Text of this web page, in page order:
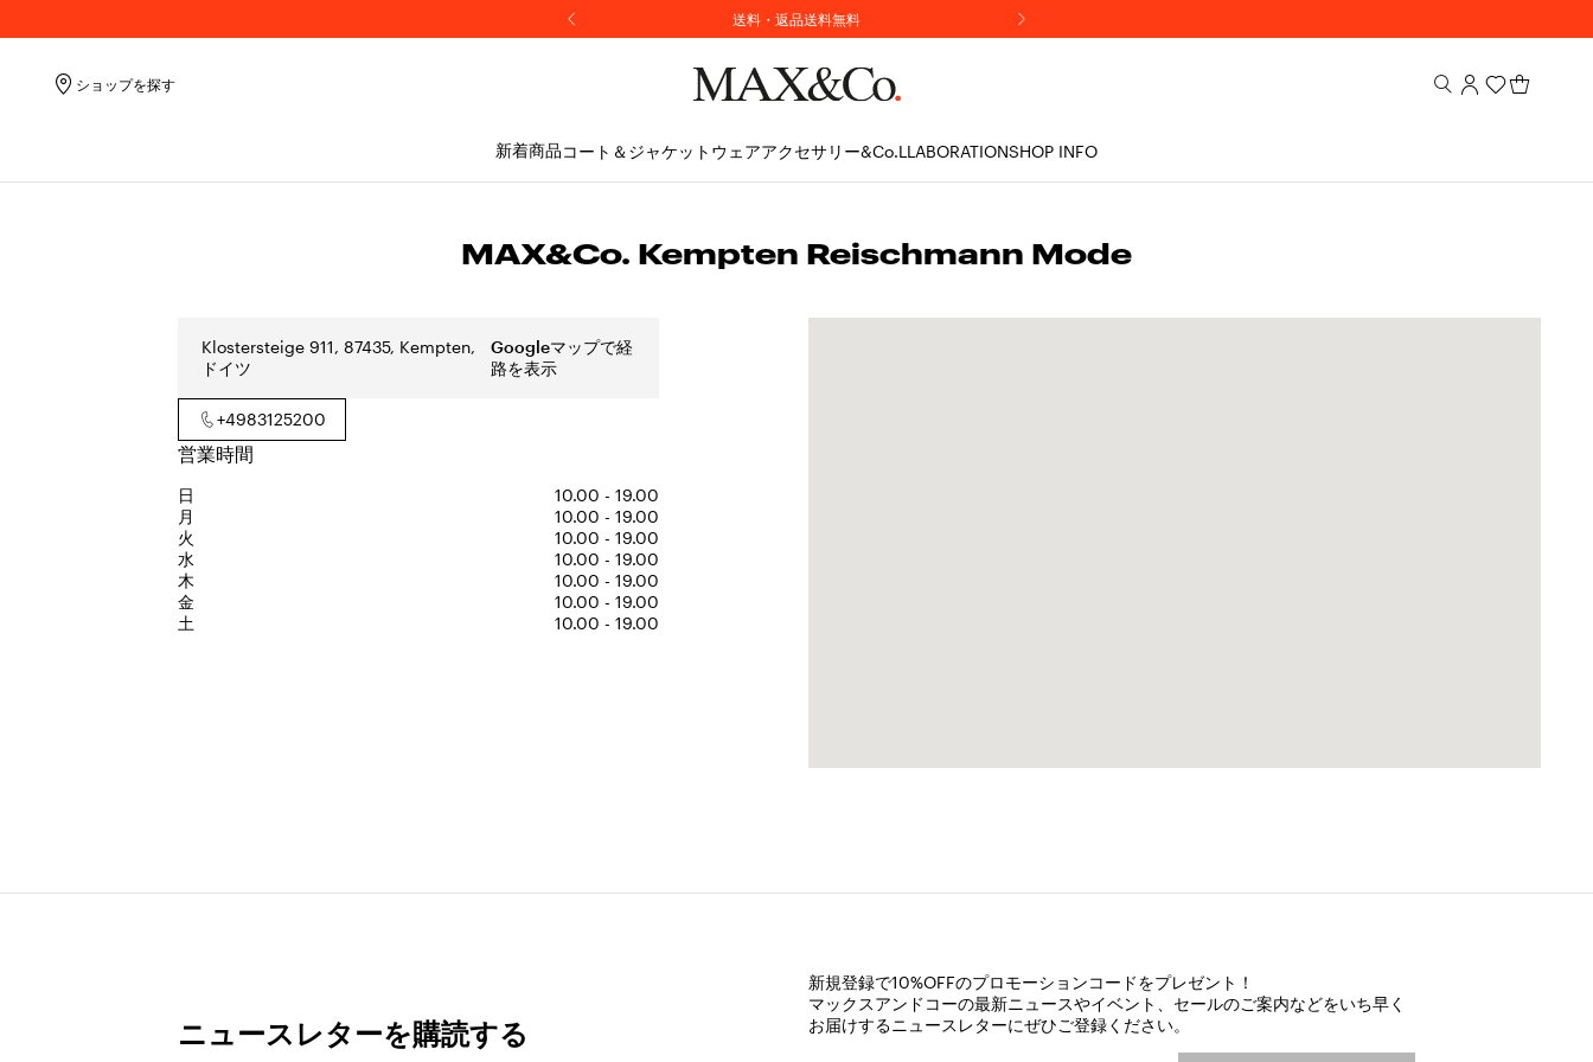
送料・返品送料無料
ニュースレター購読で10%OFFのプロモコードをプレゼント
ショップを探す
新着商品コート＆ジャケット ウェアアクセサリー&Co.LLABORATIONSHOP INFO
MAX&Co. Kempten Reischmann Mode
Klostersteige 911, 87435, Kempten,
ドイツ
Googleマップで経
路を表示
+4983125200
営業時間
日
10.00 - 19.00
月
10.00 - 19.00
火
10.00 - 19.00
水
10.00 - 19.00
木
10.00 - 19.00
金
10.00 - 19.00
土
10.00 - 19.00
ニュースレターを購読する
新規登録で10%OFFのプロモーションコードをプレゼント！
マックスアンドコーの最新ニュースやイベント、セールのご案内などをいち早く
お届けするニュースレターにぜひご登録ください。